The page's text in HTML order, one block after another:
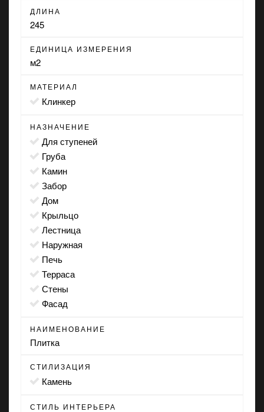
ДЛИНА
245
ЕДИНИЦА ИЗМЕРЕНИЯ
м2
МАТЕРИАЛ
Клинкер
НАЗНАЧЕНИЕ
для ступеней
груба
камин
забор
дом
крыльцо
лестница
наружная
печь
терраса
стены
фасад
НАИМЕНОВАНИЕ
Плитка
СТИЛИЗАЦИЯ
камень
СТИЛЬ ИНТЕРЬЕРА